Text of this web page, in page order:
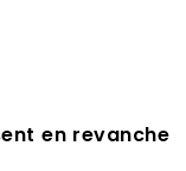
en revanche